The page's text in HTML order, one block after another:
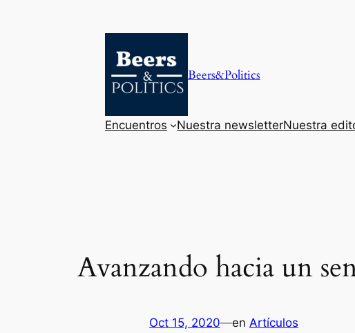
Beers&Politics
Encuentros Nuestra newsletterNuestra
Avanzando hacia un
Oct 15, 2020—en Artículos